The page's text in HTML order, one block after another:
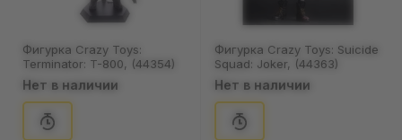
Фигурка Crazy Toys:
Terminator: T-800, (44354)
Нет в наличии
Фигурка Crazy Toys: Suicide
Squad: Joker, (44363)
Нет в наличии